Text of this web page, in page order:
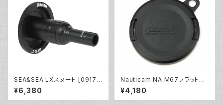
SEA&SEA LXスヌート [0917
2]
¥6,380
Nauticam NA M67フラットポ
ートキャップ [20480]
¥4,180